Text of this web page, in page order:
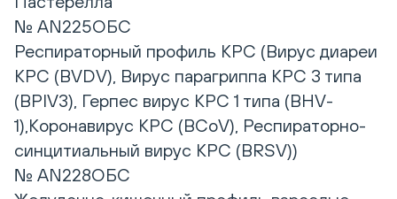
№ AN225ОБС
Респираторный профиль КРС (Вирус диареи
КРС (BVDV), Вирус парагриппа КРС 3 типа
(BPIV3), Герпес вирус КРС 1 типа (BHV-
1),Коронавирус КРС (BCoV), Респираторно-
синцитиальный вирус КРС (BRSV))
№ AN228ОБС